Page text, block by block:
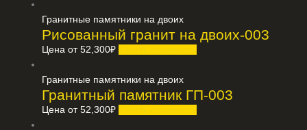
Гранитные памятники на двоих
Рисованный гранит на двоих-003
Цена от52,300₽
Гранитные памятники на двоих
Гранитный памятник ГП-003
Цена от52,300₽